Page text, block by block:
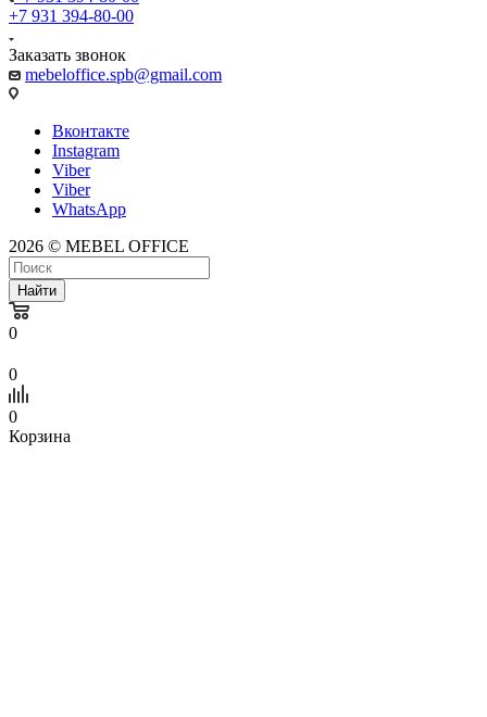
+7 931 394-80-00
Заказать звонок
mebeloffice.spb@gmail.com
Вконтакте
Instagram
Viber
Viber
WhatsApp
2026 © MEBEL OFFICE
Найти
0
0
0
Корзина